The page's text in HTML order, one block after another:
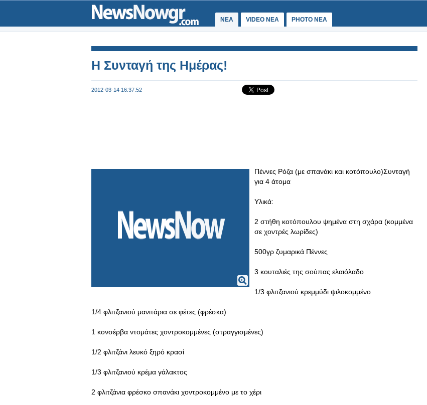
ΝΕΑ VIDEO NEA PHOTO NEA
Η Συνταγή της Ημέρας!
2012-03-14 16:37:52
Πέννες Ρόζα (με σπανάκι και κοτόπουλο)Συνταγή
για 4 άτομα
Υλικά:
2 στήθη κοτόπουλου ψημένα στη σχάρα (κομμένα
σε χοντρές λωρίδες)
500γρ ζυμαρικά Πέννες
3 κουταλιές της σούπας ελαιόλαδο
1/3 φλιτζανιού κρεμμύδι ψιλοκομμένο
1/4 φλιτζανιού μανιτάρια σε φέτες (φρέσκα)
1 κονσέρβα ντομάτες χοντροκομμένες (στραγγισμένες)
1/2 φλιτζάνι λευκό ξηρό κρασί
1/3 φλιτζανιού κρέμα γάλακτος
2 φλιτζάνια φρέσκο σπανάκι χοντροκομμένο με το χέρι